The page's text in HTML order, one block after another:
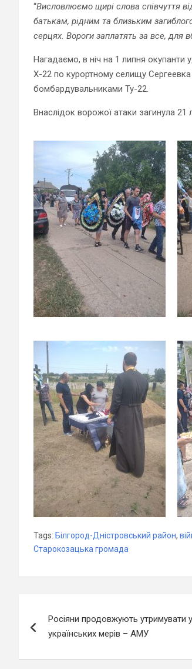
“Висловлюємо щирі слова співчуття
батькам, рідним та близьким
серцях. Вороги заплатять за все, для
Нагадаємо, в ніч на 1 липня
Х-22 по курортному селищу
бомбардувальниками Ту-22.
Внаслідок ворожої атаки загинула
Tags: Білгород-Дністровський район,
Старокозацька громада
записів
Росіяни продовжують утримувати
українських мерів – АМУ